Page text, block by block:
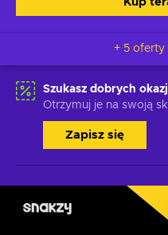
+ 5
Szukasz dobrych
Otrzymuj je na swoją
Zapisz się